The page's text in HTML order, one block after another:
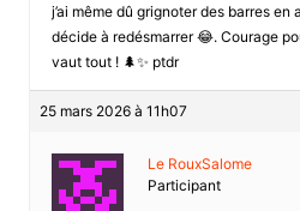
j’ai même dû grignoter des barres
décide à redésmarrer 😂. Courage
vaut tout ! 🌲✨ ptdr
25 mars 2026 à 11h07
Le RouxSalome
Participant